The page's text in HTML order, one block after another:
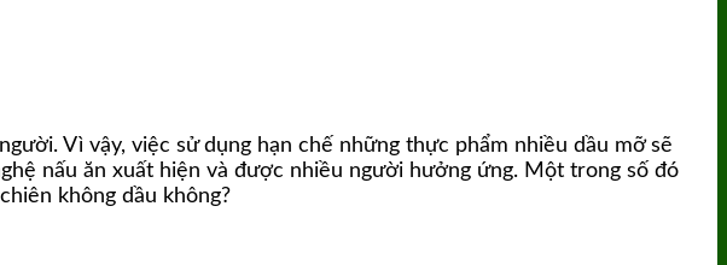
Vì vậy, việc sử dụng hạn chế những thực phẩm nhiều dầu mỡ sẽ
nấu ăn xuất hiện và được nhiều người hưởng ứng. Một trong số đó
không dầu không?